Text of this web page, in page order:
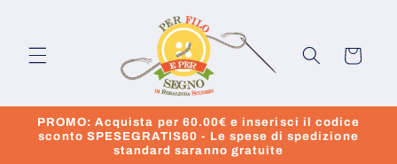
Carrello
PROMO: Acquista per 60.00€ e inserisci il codice
sconto SPESEGRATIS60 - Le spese di spedizione
standard saranno gratuite